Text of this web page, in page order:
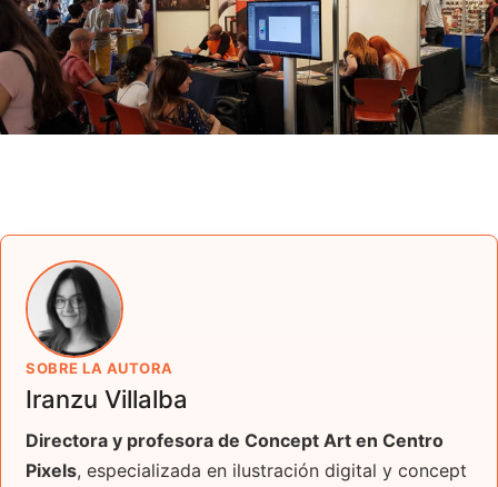
SOBRE LA AUTORA
Iranzu Villalba
Directora y profesora de Concept Art en Centro
Pixels, especializada en ilustración digital y concept